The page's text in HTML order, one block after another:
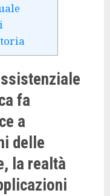
fa
a
delle
la realtà